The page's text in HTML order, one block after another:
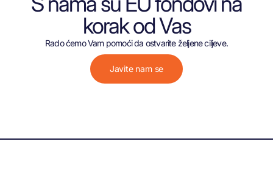
korak od Vas
Rado ćemo Vam pomoći da ostvarite željene ciljeve.
Javite nam se